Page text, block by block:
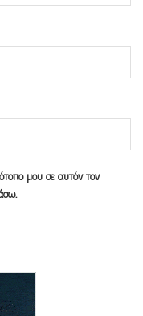
μου σε αυτόν τον